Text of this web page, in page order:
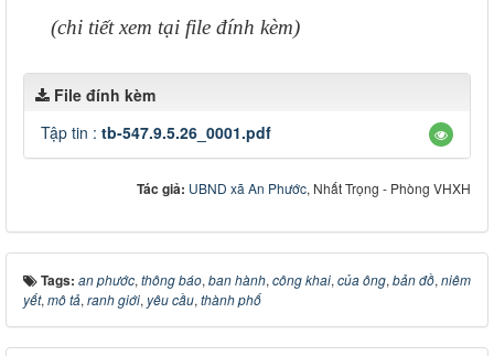
(chi tiết xem tại file đính kèm)
File đính kèm
Tập tin : tb-547.9.5.26_0001.pdf
Tác giả: UBND xã An Phước, Nhất Trọng - Phòng VHXH
Tags: an phước, thông báo, ban hành, công khai, của ông, bản đồ, niêm
yết, mô tả, ranh giới, yêu cầu, thành phố